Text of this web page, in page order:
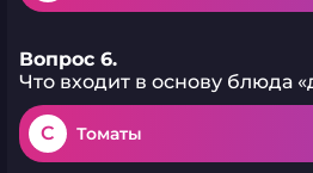
Вопрос 6.
Что входит в основу блюда
C Томаты